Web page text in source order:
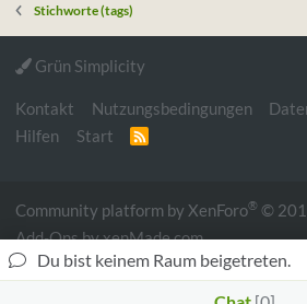
Stichworte (tags)
Du bist keinem Raum beigetreten.
Grün Simplicity
Kontakt Nutzungsbedingungen
Hilfen
Start
R
Community platform by XenForo® ©
Add-Onsby xenMade.com
Website is usingUltimate Custom Nodes
Xenforo theme by